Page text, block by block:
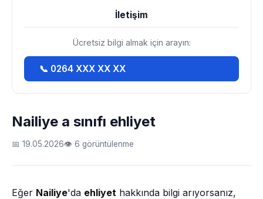
Nailiye a sınıfı ehliyet
📅 19.05.2026👁 6 görüntülenme
Eğer Nailiye'da ehliyet hakkında bilgi arıyorsanız,
İletişim
Ücretsiz bilgi almak için arayın:
📞 0264 XXX XX XX